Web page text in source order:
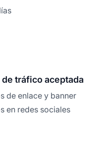
de tráfico aceptada
de enlace y banner
en redes sociales